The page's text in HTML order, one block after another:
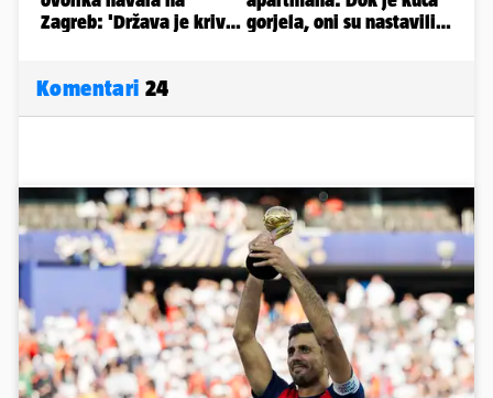
Komentari 24